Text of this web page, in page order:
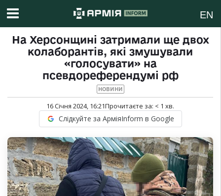
EN
На Херсонщині затримали ще двох
колаборантів, які змушували
«голосувати» на
псевдореферендумі рф
НОВИНИ
16 Січня 2024, 16:21Прочитаєте за: < 1 хв.
Слідкуйте за АрміяInform в Google